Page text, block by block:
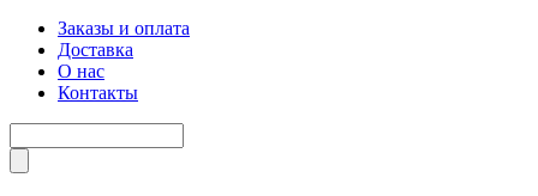
Заказы и оплата
Доставка
О нас
Контакты